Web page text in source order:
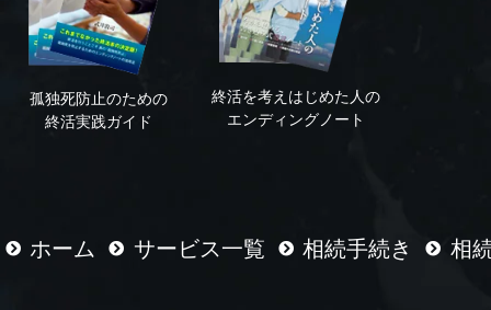
孤独死防止のための
終活実践ガイド
終活を考えはじめた人の
エンディングノート
ホーム サービス一覧 相続手続き 相